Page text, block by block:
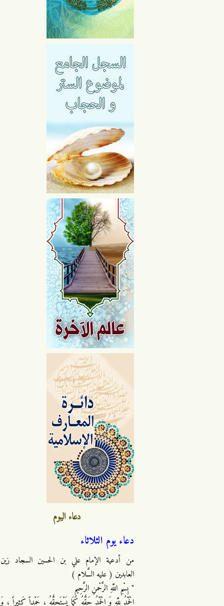
دعاء اليوم
دعاء يوم الثلاثاء
من أدعية الإمام علي بن الحسين السجاد زين
العابدين ( عليه السَّلام )
" بِسْمِ اللَّهِ الرَّحْمنِ الرَّحِيمِ
الْحَمْدُ لِلَّهِ وَ الْحَمْدُ حَقُّهُ كَمَا يَسْتَحِقُّهُ ، حَمْداً كَثِيراً ، وَ